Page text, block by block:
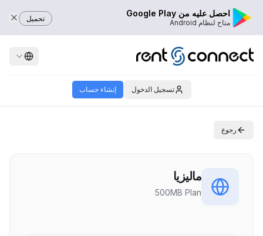
احصل عليه من Google Play
متاح لنظام Android تحميل
تسجيل الدخول إنشاء حساب
رجوع
ماليزيا
500MB Plan